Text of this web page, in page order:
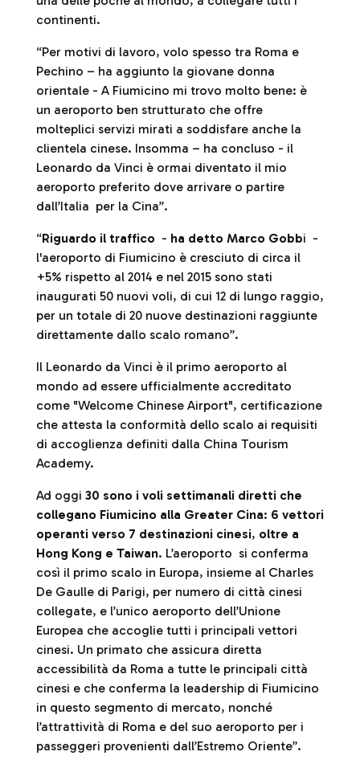
continenti.
“Per motivi di lavoro, volo spesso tra Roma e
Pechino – ha aggiunto la giovane donna
orientale - A Fiumicino mi trovo molto bene: è
un aeroporto ben strutturato che offre
molteplici servizi mirati a soddisfare anche la
clientela cinese. Insomma – ha concluso - il
Leonardo da Vinci è ormai diventato il mio
aeroporto preferito dove arrivare o partire
dall’Italia per la Cina”.
“Riguardo il traffico - ha detto Marco Gobbi -
l'aeroporto di Fiumicino è cresciuto di circa il
+5% rispetto al 2014 e nel 2015 sono stati
inaugurati 50 nuovi voli, di cui 12 di lungo raggio,
per un totale di 20 nuove destinazioni raggiunte
direttamente dallo scalo romano”.
Il Leonardo da Vinci è il primo aeroporto al
mondo ad essere ufficialmente accreditato
come "Welcome Chinese Airport", certificazione
che attesta la conformità dello scalo ai requisiti
di accoglienza definiti dalla China Tourism
Academy.
Ad oggi 30 sono i voli settimanali diretti che
collegano Fiumicino alla Greater Cina: 6 vettori
operanti verso 7 destinazioni cinesi, oltre a
Hong Kong e Taiwan. L’aeroporto si conferma
così il primo scalo in Europa, insieme al Charles
De Gaulle di Parigi, per numero di città cinesi
collegate, e l’unico aeroporto dell’Unione
Europea che accoglie tutti i principali vettori
cinesi. Un primato che assicura diretta
accessibilità da Roma a tutte le principali città
cinesi e che conferma la leadership di Fiumicino
in questo segmento di mercato, nonché
l’attrattività di Roma e del suo aeroporto per i
passeggeri provenienti dall’Estremo Oriente”.